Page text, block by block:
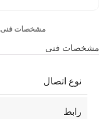
مشخصات فنی
مشخصات فنی
نوع اتصال
رابط